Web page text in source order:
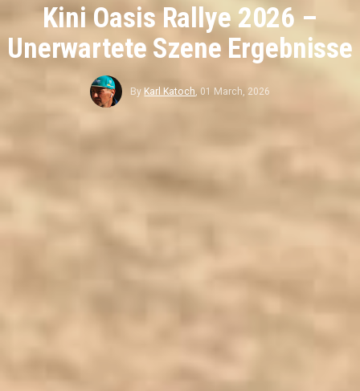
Kini Oasis Rallye 2026 –
Unerwartete Szene Ergebnisse
ByKarl Katoch, 01 March, 2026